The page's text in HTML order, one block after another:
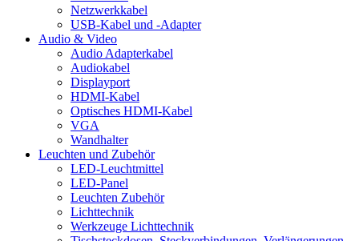
Netzwerkkabel
USB-Kabel und -Adapter
Audio & Video
Audio Adapterkabel
Audiokabel
Displayport
HDMI-Kabel
Optisches HDMI-Kabel
VGA
Wandhalter
Leuchten und Zubehör
LED-Leuchtmittel
LED-Panel
Leuchten Zubehör
Lichttechnik
Werkzeuge Lichttechnik